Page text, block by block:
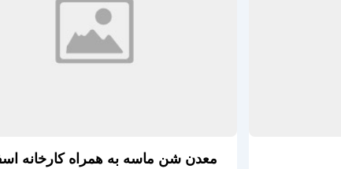
معدن شن ماسه به همراه کارخانه